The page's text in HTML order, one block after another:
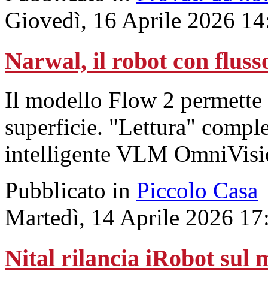
Giovedì, 16 Aprile 2026
Narwal, il robot con
Il modello Flow 2
superficie. "Lettura"
intelligente VLM
Pubblicato in Piccolo Casa
Martedì, 14 Aprile 2026
Nital rilancia iRobot sul